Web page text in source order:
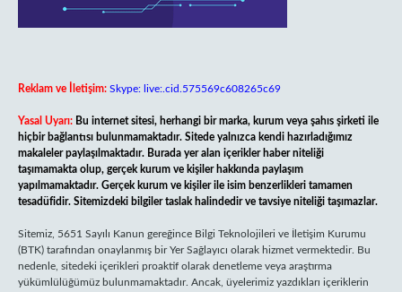
Reklam ve İletişim: Skype: live:.cid.575569c608265c69
Yasal Uyarı: Bu internet sitesi, herhangi bir marka, kurum veya şahıs şirketi ile
hiçbir bağlantısı bulunmamaktadır. Sitede yalnızca kendi hazırladığımız
makaleler paylaşılmaktadır. Burada yer alan içerikler haber niteliği
taşımamakta olup, gerçek kurum ve kişiler hakkında paylaşım
yapılmamaktadır. Gerçek kurum ve kişiler ile isim benzerlikleri tamamen
tesadüfidir. Sitemizdeki bilgiler taslak halindedir ve tavsiye niteliği taşımazlar.
Sitemiz, 5651 Sayılı Kanun gereğince Bilgi Teknolojileri ve İletişim Kurumu
(BTK) tarafından onaylanmış bir Yer Sağlayıcı olarak hizmet vermektedir. Bu
nedenle, sitedeki içerikleri proaktif olarak denetleme veya araştırma
yükümlülüğümüz bulunmamaktadır. Ancak, üyelerimiz yazdıkları içeriklerin